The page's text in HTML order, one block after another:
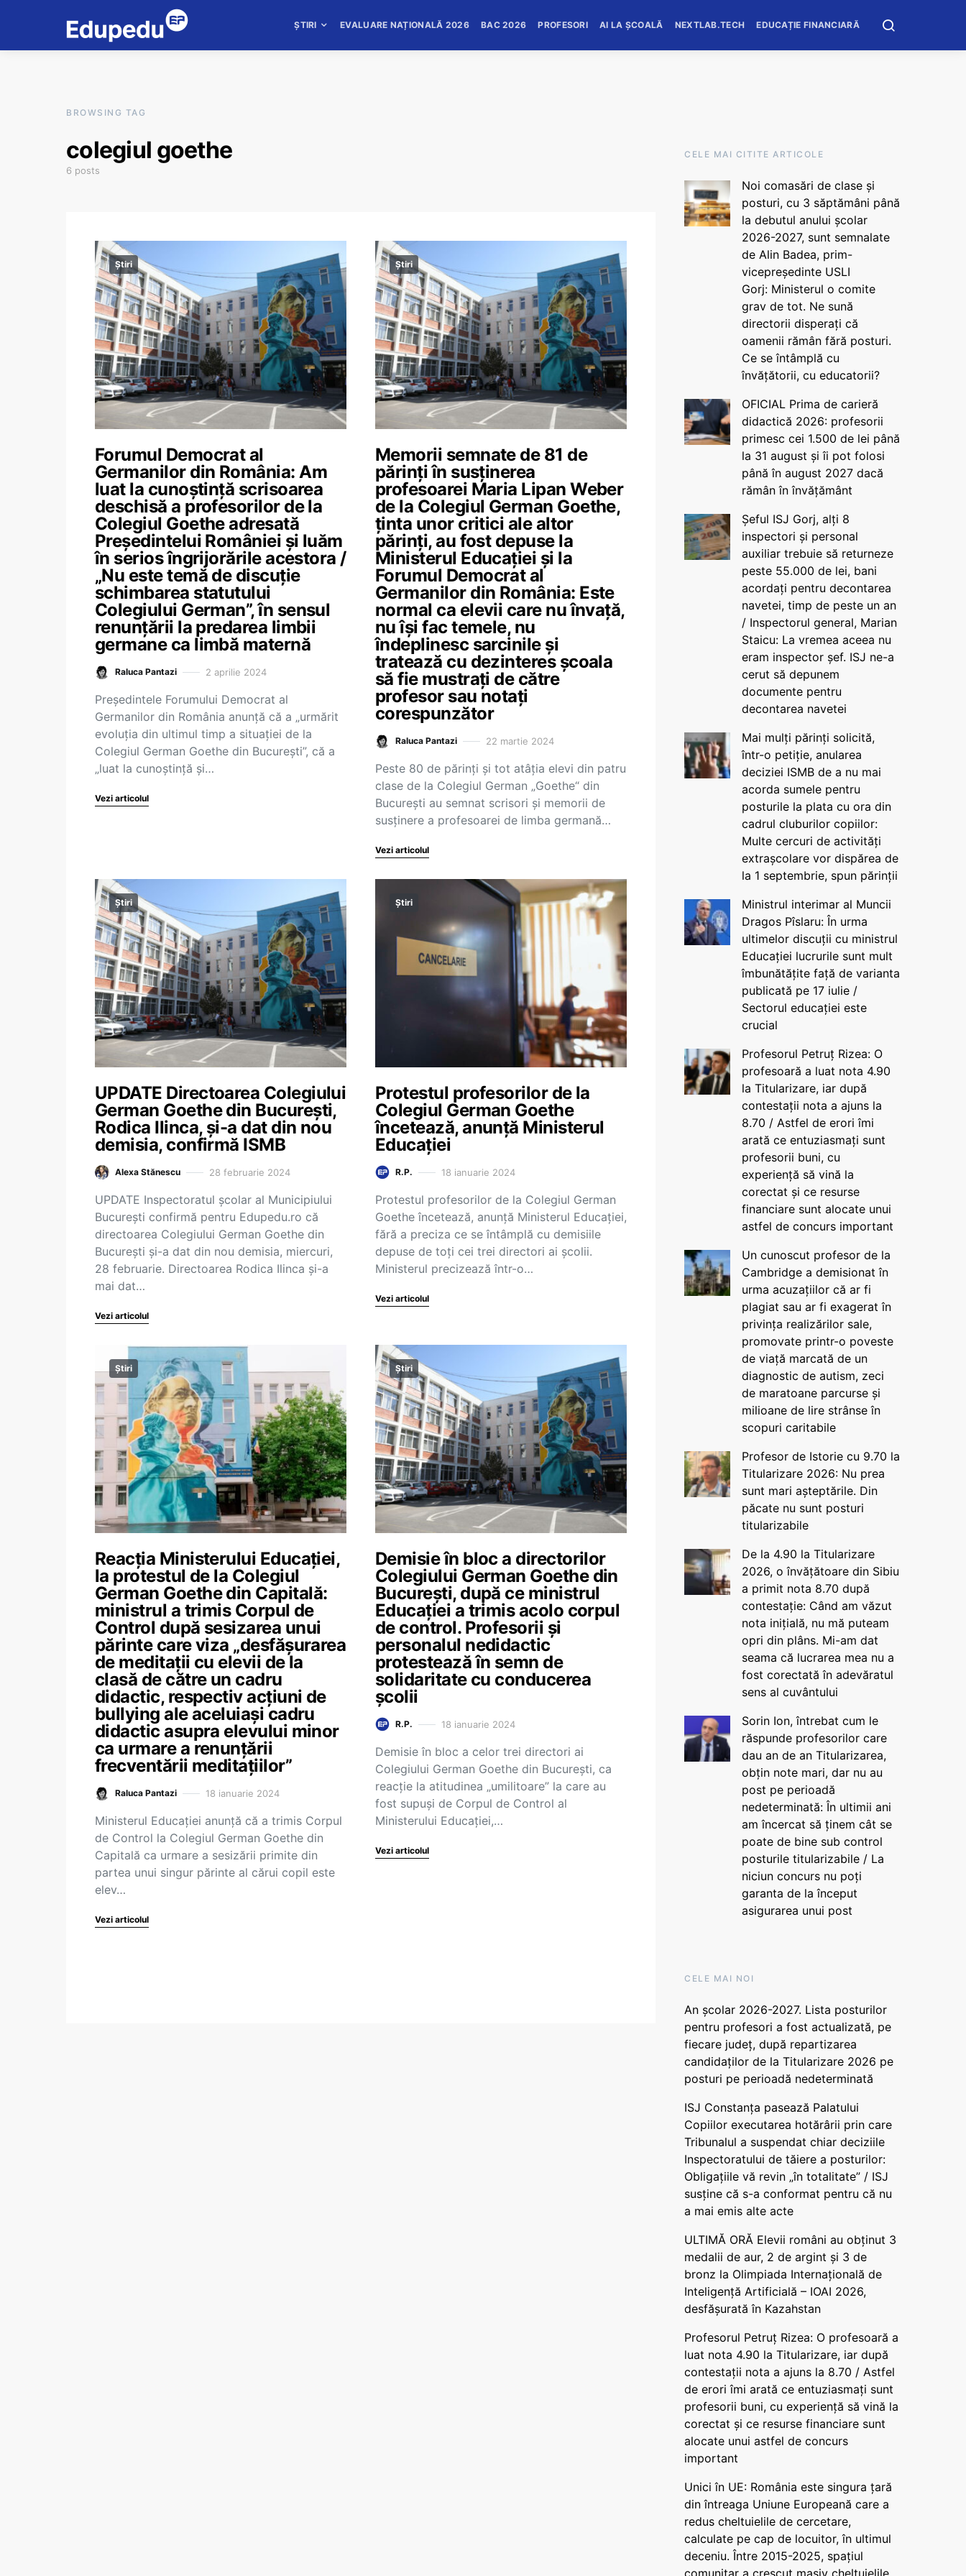
ȘTIRI EVALUARE NAȚIONALĂ 2026 BAC 2026 PROFESORI AI LA ȘCOALĂ NEXTLAB.TECH EDUCAȚIE FINANCIARĂ
BROWSING TAG
colegiul goethe
6 posts
Știri
Forumul Democrat al
Germanilor din România: Am
luat la cunoștință scrisoarea
deschisă a profesorilor de la
Colegiul Goethe adresată
Președintelui României și luăm
în serios îngrijorările acestora /
„Nu este temă de discuție
schimbarea statutului
Colegiului German”, în sensul
renunțării la predarea limbii
germane ca limbă maternă
Raluca Pantazi 2 aprilie 2024
Președintele Forumului Democrat al
Germanilor din România anunță că a „urmărit
evoluția din ultimul timp a situației de la
Colegiul German Goethe din București”, că a
„luat la cunoștință și…
Vezi articolul
Știri
Memorii semnate de 81 de
părinți în susținerea
profesoarei Maria Lipan Weber
de la Colegiul German Goethe,
ținta unor critici ale altor
părinți, au fost depuse la
Ministerul Educației și la
Forumul Democrat al
Germanilor din România: Este
normal ca elevii care nu învață,
nu își fac temele, nu
îndeplinesc sarcinile și
tratează cu dezinteres școala
să fie mustrați de către
profesor sau notați
corespunzător
Raluca Pantazi 22 martie 2024
Peste 80 de părinți și tot atâția elevi din patru
clase de la Colegiul German „Goethe“ din
București au semnat scrisori și memorii de
susținere a profesoarei de limba germană…
Vezi articolul
Știri
UPDATE Directoarea Colegiului
German Goethe din București,
Rodica Ilinca, și-a dat din nou
demisia, confirmă ISMB
Alexa Stănescu 28 februarie 2024
UPDATE Inspectoratul școlar al Municipiului
București confirmă pentru Edupedu.ro că
directoarea Colegiului German Goethe din
București și-a dat din nou demisia, miercuri,
28 februarie. Directoarea Rodica Ilinca și-a
mai dat…
Vezi articolul
Știri
Protestul profesorilor de la
Colegiul German Goethe
încetează, anunță Ministerul
Educației
R.P. 18 ianuarie 2024
Protestul profesorilor de la Colegiul German
Goethe încetează, anunță Ministerul Educației,
fără a preciza ce se întâmplă cu demisiile
depuse de toți cei trei directori ai școlii.
Ministerul precizează într-o…
Vezi articolul
Știri
Reacția Ministerului Educației,
la protestul de la Colegiul
German Goethe din Capitală:
ministrul a trimis Corpul de
Control după sesizarea unui
părinte care viza „desfășurarea
de meditații cu elevii de la
clasă de către un cadru
didactic, respectiv acțiuni de
bullying ale aceluiași cadru
didactic asupra elevului minor
ca urmare a renunțării
frecventării meditațiilor”
Raluca Pantazi 18 ianuarie 2024
Ministerul Educației anunță că a trimis Corpul
de Control la Colegiul German Goethe din
Capitală ca urmare a sesizării primite din
partea unui singur părinte al cărui copil este
elev…
Vezi articolul
Știri
Demisie în bloc a directorilor
Colegiului German Goethe din
București, după ce ministrul
Educației a trimis acolo corpul
de control. Profesorii și
personalul nedidactic
protestează în semn de
solidaritate cu conducerea
școlii
R.P. 18 ianuarie 2024
Demisie în bloc a celor trei directori ai
Colegiului German Goethe din București, ca
reacție la atitudinea „umilitoare” la care au
fost supuși de Corpul de Control al
Ministerului Educației,…
Vezi articolul
CELE MAI CITITE ARTICOLE
Noi comasări de clase și
posturi, cu 3 săptămâni până
la debutul anului școlar
2026-2027, sunt semnalate
de Alin Badea, prim-
vicepreședinte USLI
Gorj: Ministerul o comite
grav de tot. Ne sună
directorii disperați că
oamenii rămân fără posturi.
Ce se întâmplă cu
învățătorii, cu educatorii?
OFICIAL Prima de carieră
didactică 2026: profesorii
primesc cei 1.500 de lei până
la 31 august și îi pot folosi
până în august 2027 dacă
rămân în învățământ
Șeful ISJ Gorj, alți 8
inspectori și personal
auxiliar trebuie să returneze
peste 55.000 de lei, bani
acordați pentru decontarea
navetei, timp de peste un an
/ Inspectorul general, Marian
Staicu: La vremea aceea nu
eram inspector șef. ISJ ne-a
cerut să depunem
documente pentru
decontarea navetei
Mai mulți părinți solicită,
într-o petiție, anularea
deciziei ISMB de a nu mai
acorda sumele pentru
posturile la plata cu ora din
cadrul cluburilor copiilor:
Multe cercuri de activități
extrașcolare vor dispărea de
la 1 septembrie, spun părinții
Ministrul interimar al Muncii
Dragos Pîslaru: În urma
ultimelor discuții cu ministrul
Educației lucrurile sunt mult
îmbunătățite față de varianta
publicată pe 17 iulie /
Sectorul educației este
crucial
Profesorul Petruț Rizea: O
profesoară a luat nota 4.90
la Titularizare, iar după
contestații nota a ajuns la
8.70 / Astfel de erori îmi
arată ce entuziasmați sunt
profesorii buni, cu
experiență să vină la
corectat și ce resurse
financiare sunt alocate unui
astfel de concurs important
Un cunoscut profesor de la
Cambridge a demisionat în
urma acuzațiilor că ar fi
plagiat sau ar fi exagerat în
privința realizărilor sale,
promovate printr-o poveste
de viață marcată de un
diagnostic de autism, zeci
de maratoane parcurse și
milioane de lire strânse în
scopuri caritabile
Profesor de Istorie cu 9.70 la
Titularizare 2026: Nu prea
sunt mari așteptările. Din
păcate nu sunt posturi
titularizabile
De la 4.90 la Titularizare
2026, o învățătoare din Sibiu
a primit nota 8.70 după
contestație: Când am văzut
nota inițială, nu mă puteam
opri din plâns. Mi-am dat
seama că lucrarea mea nu a
fost corectată în adevăratul
sens al cuvântului
Sorin Ion, întrebat cum le
răspunde profesorilor care
dau an de an Titularizarea,
obțin note mari, dar nu au
post pe perioadă
nedeterminată: În ultimii ani
am încercat să ținem cât se
poate de bine sub control
posturile titularizabile / La
niciun concurs nu poți
garanta de la început
asigurarea unui post
CELE MAI NOI
An școlar 2026-2027. Lista posturilor
pentru profesori a fost actualizată, pe
fiecare județ, după repartizarea
candidaților de la Titularizare 2026 pe
posturi pe perioadă nedeterminată
ISJ Constanța pasează Palatului
Copiilor executarea hotărârii prin care
Tribunalul a suspendat chiar deciziile
Inspectoratului de tăiere a posturilor:
Obligațiile vă revin „în totalitate” / ISJ
susține că s-a conformat pentru că nu
a mai emis alte acte
ULTIMĂ ORĂ Elevii români au obținut 3
medalii de aur, 2 de argint și 3 de
bronz la Olimpiada Internațională de
Inteligență Artificială – IOAI 2026,
desfășurată în Kazahstan
Profesorul Petruț Rizea: O profesoară a
luat nota 4.90 la Titularizare, iar după
contestații nota a ajuns la 8.70 / Astfel
de erori îmi arată ce entuziasmați sunt
profesorii buni, cu experiență să vină la
corectat și ce resurse financiare sunt
alocate unui astfel de concurs
important
Unici în UE: România este singura țară
din întreaga Uniune Europeană care a
redus cheltuielile de cercetare,
calculate pe cap de locuitor, în ultimul
deceniu. Între 2015-2025, spațiul
comunitar a crescut masiv cheltuielile